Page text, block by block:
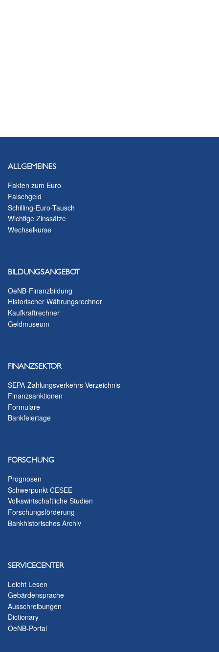
ALLGEMEINES
Fakten zum Euro
Falschgeld
Schilling-Euro-Tausch
Wichtige Zinssätze
Wechselkurse
BILDUNGSANGEBOT
OeNB-Finanzbildung
Historischer Währungsrechner
Kaufkraftrechner
Geldmuseum
FINANZSEKTOR
SEPA-Zahlungsverkehrs-Verzeichnis
Finanzsanktionen
Formulare
Bankfeiertage
FORSCHUNG
Prognosen
Schwerpunkt CESEE
Volkswirtschaftliche Studien
Forschungsförderung
Bankhistorisches Archiv
SERVICECENTER
Leicht Lesen
Gebärdensprache
Ausschreibungen
Dictionary
OeNB-Portal